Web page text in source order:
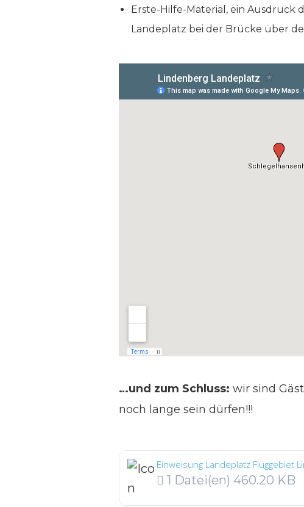
Erste-Hilfe-Material, ein Ausdruck
Landeplatz bei der Brücke über
…und zum Schluss: wir sind
noch lange sein dürfen!!!
Einweisung Landeplatz Fluggebiet
1 Datei(en) 460.20 KB